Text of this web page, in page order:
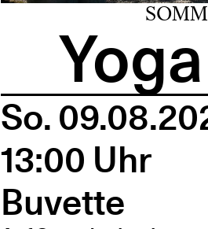
So.
13:00 Uhr
Buvette